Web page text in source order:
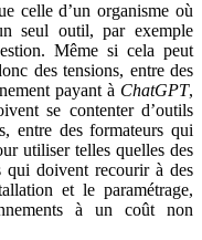
celle d’un organisme où
seul outil, par exemple
Même si cela peut
des tensions, entre des
payant à ChatGPT,
se contenter d’outils
entre des formateurs qui
utiliser telles quelles des
qui doivent recourir à des
et le paramétrage,
à un coût non